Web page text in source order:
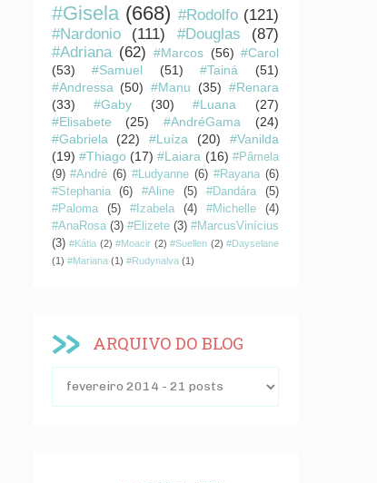
#Gisela (668) #Rodolfo (121)
#Nardonio
(111) #Douglas
(87)
#Adriana (62) #Marcos (56) #Carol
(53)
#Samuel (51) #Tainá
(51)
#Andressa (50) #Manu (35) #Renara
(33)
#Gaby (30) #Luana
(27)
#Elisabete
(25) #AndréGama
(24)
#Gabriela
(22) #Luíza (20)
#Vanilda
(19) #Thiago (17) #Laiara (16) #Pâmela
(9) #André (6) #Ludyanne (6) #Rayana (6)
#Stephania
(6) #Aline (5) #Dandára
(5)
#Paloma
(5) #Izabela (4) #Michelle
(4)
#AnaRosa (3) #Elizete (3) #MarcusVinícius
(3) #Kátia (2) #Moacir (2) #Suellen (2) #Dayselane
(1) #Mariana (1) #Rudynalva (1)
ARQUIVO DO BLOG